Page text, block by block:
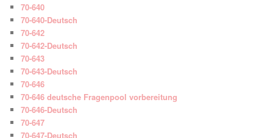
70-640
70-640-Deutsch
70-642
70-642-Deutsch
70-643
70-643-Deutsch
70-646
70-646 deutsche Fragenpool vorbereitung
70-646-Deutsch
70-647
70-647-Deutsch